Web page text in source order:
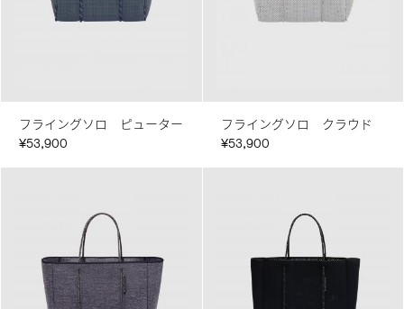
フライングソロ ピューター
¥53,900
フライングソロ クラウド
¥53,900